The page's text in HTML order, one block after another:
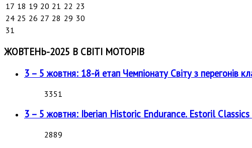
17 18 19 20 21 22 23
24 25 26 27 28 29 30
31
ЖОВТЕНЬ-2025 В СВІТІ МОТОРІВ
3 – 5 жовтня: 18-й етап Чемпіонату Світу з перегонів
3351
3 – 5 жовтня: Iberian Historic Endurance. Estoril
2889